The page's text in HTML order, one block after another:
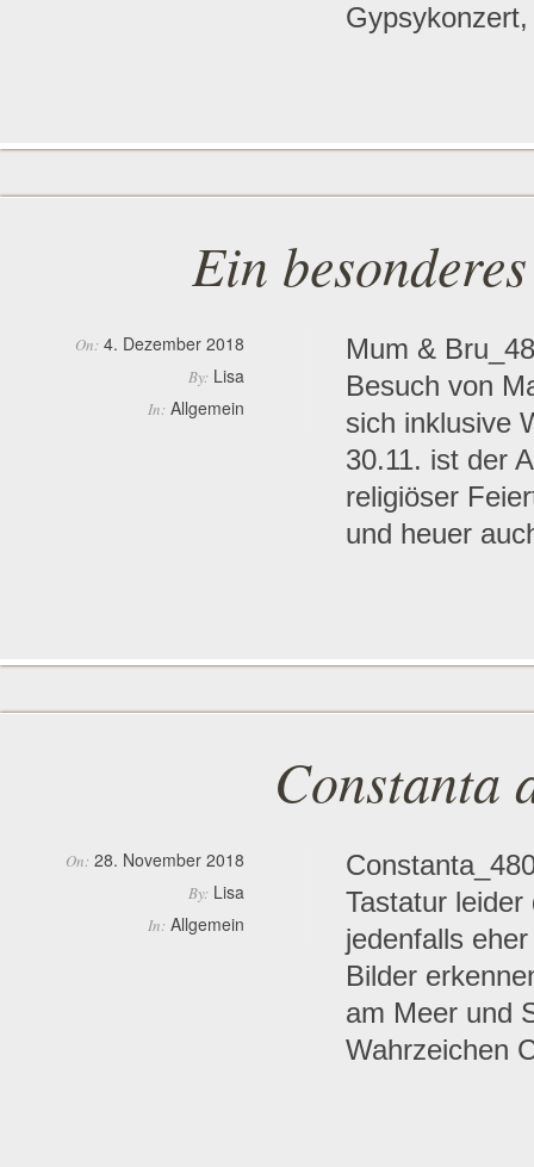
Ein
On: 4. Dezember 2018
By: Lisa
In: Allgemein
Mum &
Besuch von
sich inklusive
30.11. ist der
religiöser
und heuer
Constanta
On: 28. November 2018
By: Lisa
In: Allgemein
Tastatur leider
jedenfalls
Bilder
am Meer und
Wahrzeichen